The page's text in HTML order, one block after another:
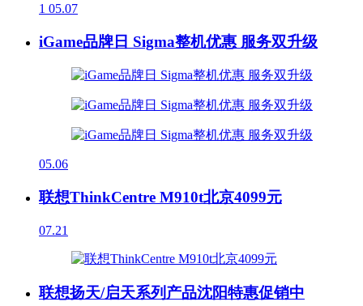
1 05.07
iGame品牌日 Sigma整机优惠 服务双升级
05.06
联想ThinkCentre M910t北京4099元
07.21
联想扬天/启天系列产品沈阳特惠促销中